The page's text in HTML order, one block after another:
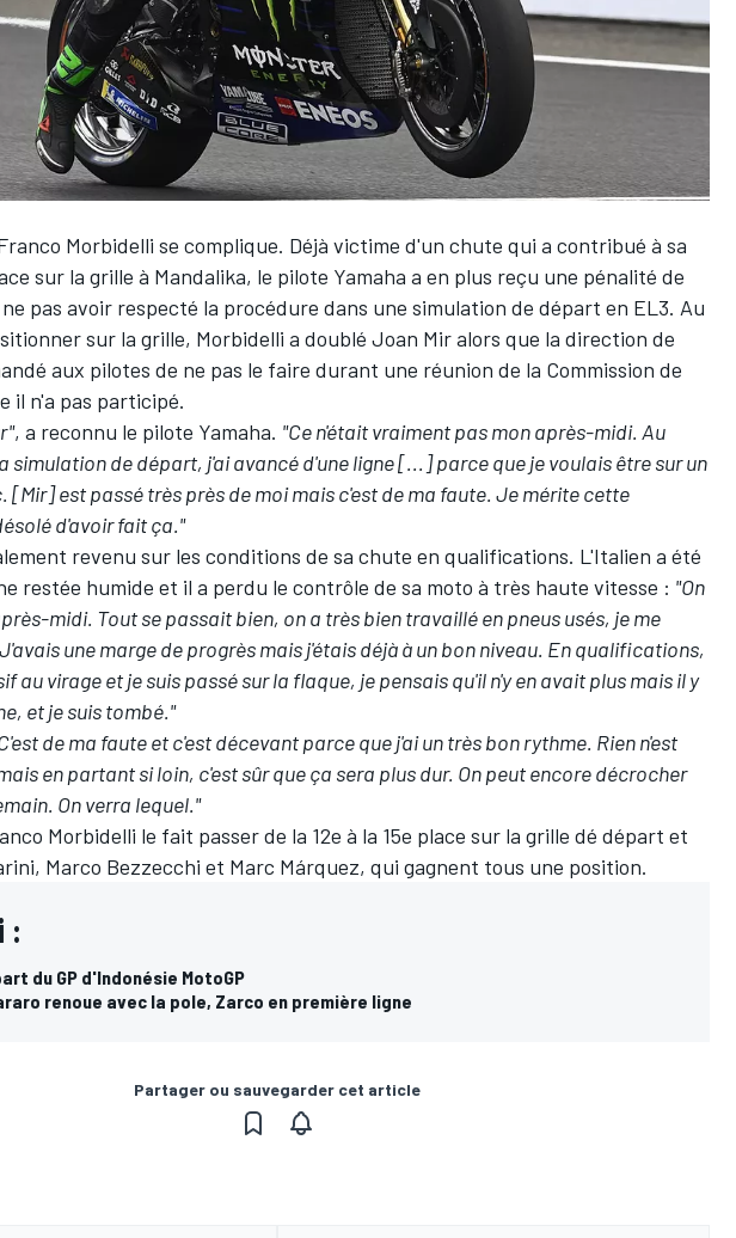
Morbidelli se complique. Déjà victime d'un chute qui a contribué à sa
sur la grille à Mandalika, le pilote Yamaha a en plus reçu une pénalité de
pas avoir respecté la procédure dans une simulation de départ en EL3. Au
sur la grille, Morbidelli a doublé Joan Miralors que la direction de
aux pilotes de ne pas le faire durant une réunion de la Commission de
il n'a pas participé.
, a reconnu le pilote Yamaha. "Ce n'était vraiment pas mon après-midi. Au
simulation de départ, j'ai avancé d'une ligne [...] parce que je voulais être sur un
[Mir] est passé très près de moi mais c'est de ma faute. Je mérite cette
d'avoir fait ça."
revenu sur les conditions de sa chute en qualifications. L'Italien a été
restée humide et il a perdu le contrôle de sa moto à très haute vitesse : "On
midi. Tout se passait bien, on a très bien travaillé en pneus usés, je me
une marge de progrès mais j'étais déjà à un bon niveau. En qualifications,
au virage et je suis passé sur la flaque, je pensais qu'il n'y en avait plus mais il y
et je suis tombé."
de ma faute et c'est décevant parce que j'ai un très bon rythme. Rien n'est
en partant si loin, c'est sûr que ça sera plus dur. On peut encore décrocher
On verra lequel."
Morbidelli le fait passer de la 12e à la 15e place sur la grille dé départ et
, Marco Bezzecchi et Marc Márquez, qui gagnent tous une position.
:
du GP d'Indonésie MotoGP
renoue avec la pole, Zarco en première ligne
Partager ou sauvegarder cet article